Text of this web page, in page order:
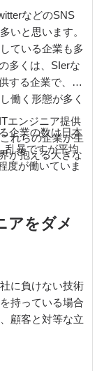
などのSNS
いと思います。
ている企業も多
多くは、SIerな
する企業で、提
働く形態が多く
企業の数は日本
乱暴ですが平均
度が働いていま
エンジニア提供
れらの企業が生
が抱える大きな
アをダメ
に負けない技術
持っている場合
顧客と対等な立